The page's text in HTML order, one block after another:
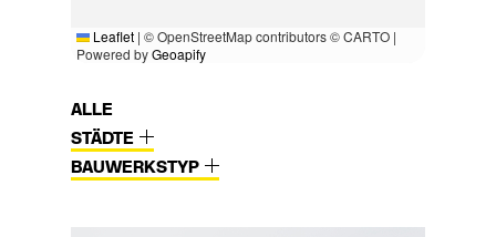
Leaflet | © OpenStreetMap contributors © CARTO |
Powered byGeoapify
ALLE
STÄDTE
BAUWERKSTYP